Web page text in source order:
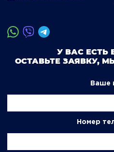
У ВАС ЕСТЬ
ОСТАВЬТЕ ЗАЯВКУ,
Ваше
Номер